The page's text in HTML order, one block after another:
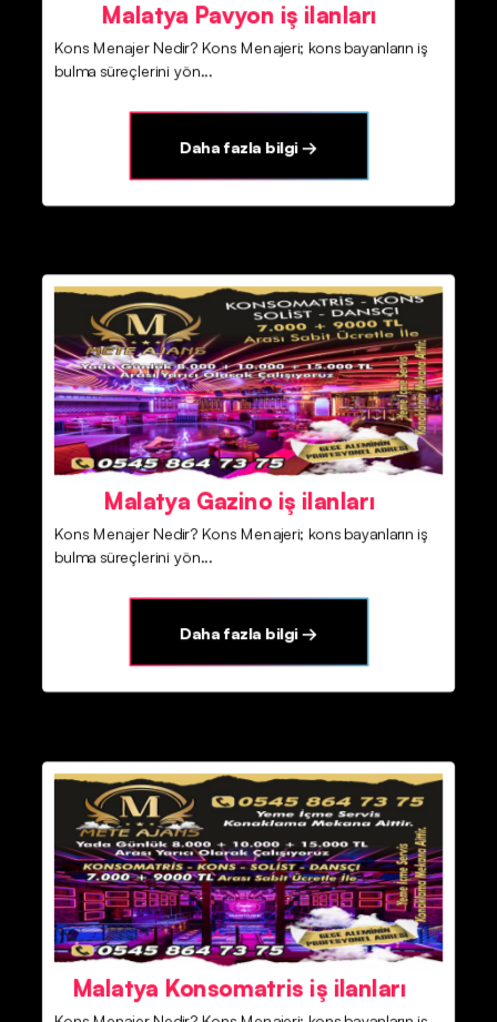
Malatya Pavyon iş ilanları
Kons Menajer Nedir? Kons Menajeri; kons bayanların iş
bulma süreçlerini yön...
Daha fazla bilgi →
Malatya Gazino iş ilanları
Kons Menajer Nedir? Kons Menajeri; kons bayanların iş
bulma süreçlerini yön...
Daha fazla bilgi →
Malatya Konsomatris iş ilanları